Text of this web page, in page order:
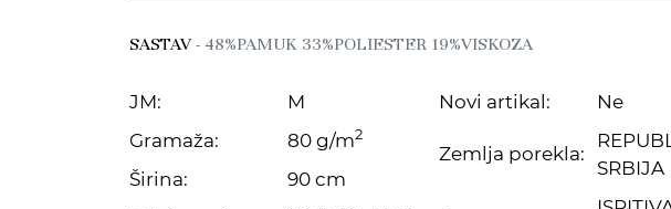
SASTAV- 48%PAMUK 33%POLIESTER 19%VISKOZA
JM:
M
Gramaža:
80 g/m2
Širina:
90 cm
Novi artikal: Ne
Zemlja porekla:
SRBIJA